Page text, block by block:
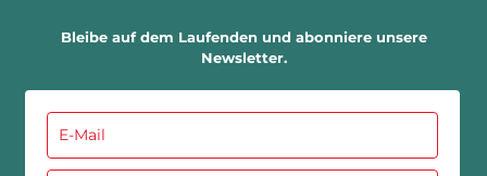
Bleibe auf dem Laufenden und abonniere unsere
Newsletter.